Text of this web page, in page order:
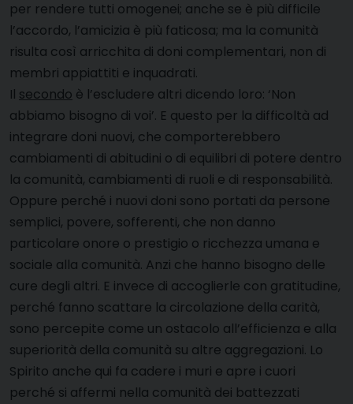
per rendere tutti omogenei; anche se è più difficile
l’accordo, l’amicizia è più faticosa; ma la comunità
risulta così arricchita di doni complementari, non di
membri appiattiti e inquadrati.
Il secondo è l’escludere altri dicendo loro: ‘Non
abbiamo bisogno di voi’. E questo per la difficoltà ad
integrare doni nuovi, che comporterebbero
cambiamenti di abitudini o di equilibri di potere dentro
la comunità, cambiamenti di ruoli e di responsabilità.
Oppure perché i nuovi doni sono portati da persone
semplici, povere, sofferenti, che non danno
particolare onore o prestigio o ricchezza umana e
sociale alla comunità. Anzi che hanno bisogno delle
cure degli altri. E invece di accoglierle con gratitudine,
perché fanno scattare la circolazione della carità,
sono percepite come un ostacolo all’efficienza e alla
superiorità della comunità su altre aggregazioni. Lo
Spirito anche qui fa cadere i muri e apre i cuori
perché si affermi nella comunità dei battezzati